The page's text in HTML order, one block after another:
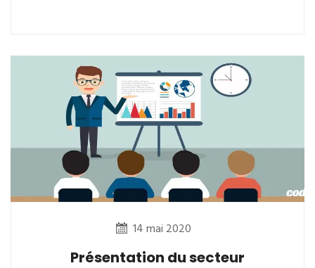
14 mai 2020
Présentation du secteur